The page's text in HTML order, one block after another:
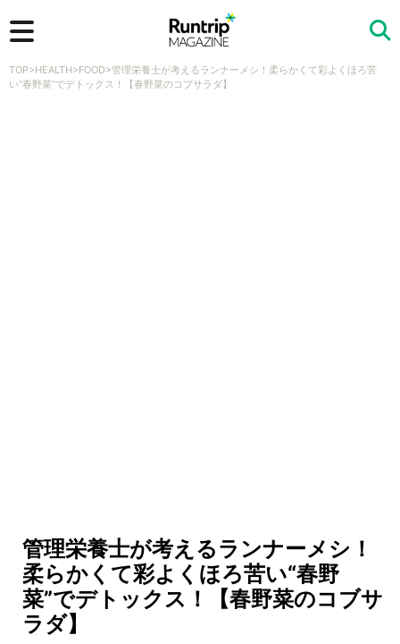
検索
TOP>HEALTH>FOOD>管理栄養士が考えるランナーメシ！柔らかくて彩よくほろ苦
い“春野菜”でデトックス！【春野菜のコブサラダ】
管理栄養士が考えるランナーメシ！
柔らかくて彩よくほろ苦い“春野
菜”でデトックス！【春野菜のコブサ
ラダ】